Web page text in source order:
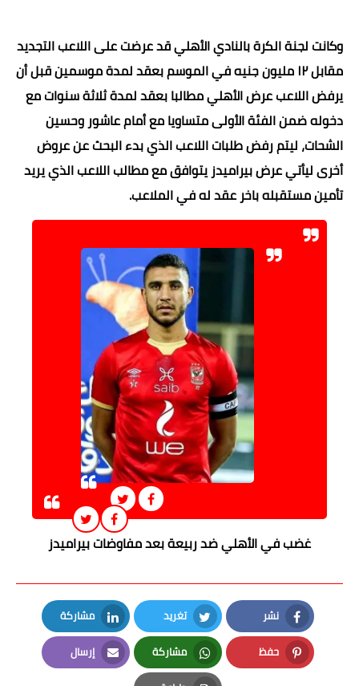
وكانت لجنة الكرة بالنادي الأهلي قد عرضت على اللاعب التجديد
مقابل ١٢ مليون جنيه في الموسم بعقد لمدة موسمين قبل أن
يرفض اللاعب عرض الأهلي مطالبا بعقد لمدة ثلاثة سنوات مع
دخوله ضمن الفئةالأولى متساويا مع أمام عاشور وحسين
الشحات، ليتم رفض طلبات اللاعب الذي بدء البحث عن عروض
أخرى ليأتي عرض بيراميدز يتوافق مع مطالب اللاعب الذي يريد
تأمين مستقبله باخر عقد له في الملاعب.
غضب في الأهلي ضد ربيعة بعد مفاوضات بيراميدز
نشر
Facebook
تغريد
Twitter
مشاركة
LinkedIn
حفظ
Pinterest
مشاركة
Whatsapp
إرسال
Email